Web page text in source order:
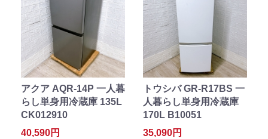
アクア AQR-14P 一人暮
らし単身用冷蔵庫 135L
CK012910
40,590円
トウシバ GR-R17BS 一
人暮らし単身用冷蔵庫
170L B10051
35,090円